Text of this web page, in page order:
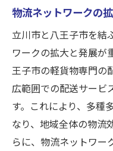
物流ネットワークの
立川市と八王子市を結
ワークの拡大と発展が
王子市の軽貨物専門の
広範囲での配送サービ
す。これにより、多種
なり、地域全体の物流
らに、物流ネットワー